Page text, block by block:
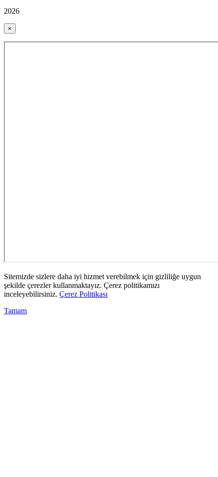
2026
×
Sitemizde sizlere daha iyi hizmet verebilmek için gizliliğe uygun
şekilde çerezler kullanmaktayız. Çerez politikamızı
inceleyebilirsiniz. Çerez Politikası
Tamam